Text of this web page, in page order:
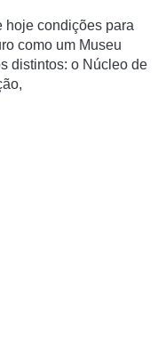
hoje condições para
como um Museu
distintos: o Núcleo de